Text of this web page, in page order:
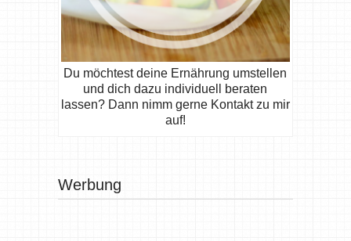
Du möchtest deine Ernährung umstellen
und dich dazu individuell beraten
lassen? Dann nimm gerne Kontakt zu mir
auf!
Werbung